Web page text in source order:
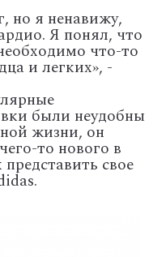
но я ненавижу,
Я понял, что
что-то
и легких», -
были неудобны
жизни, он
то нового в
свое